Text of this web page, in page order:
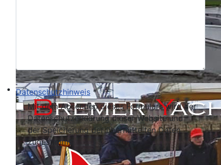
Datenschutzhinweis *
Datenschutzhinweis
Mit dem Absenden dieses Formulars wird der
Datenschutzerklärung dieser Website und
der Speicherung der übermittelten Daten
zugestimmt.